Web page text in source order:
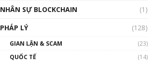
01:34:46
NHÂN SỰ BLOCKCHAIN
(1)
PHÁP LÝ
(128)
GIAN LẬN & SCAM
(23)
QUỐC TẾ
(14)